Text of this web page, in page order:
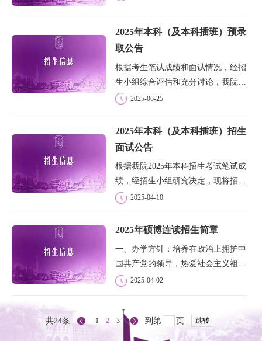
2025年本科（及本科插班）预录
取公告
根据考生笔试成绩和面试情况，经招
生小组综合评估和充分讨论，我院决
定2025年预录取本科一年级67人，本
组的录取通知书为准，特此说明。现
（考生姓氏...
2025-06-25
2025年本科（及本科插班）招生
面试公告
根据我院2025年本科招生考试笔试成
绩，经招生小组研究决定，现将招生
面试安排公告如下：面试时间：4月
区樵歌路100号·金陵协和神学院请以
宁报到，1...
2025-04-10
2025年硕博连读招生简章
一、办学方针：培养在政治上拥护中
国共产党的领导，热爱社会主义祖
国，坚持中国教会的三自原则和基督
识上有较高造诣、品德优良、身心健
康，善于团结信徒、乐意服务教会和
社会的人才...
2025-04-02
共24条  1 2 3  到第 页 跳转